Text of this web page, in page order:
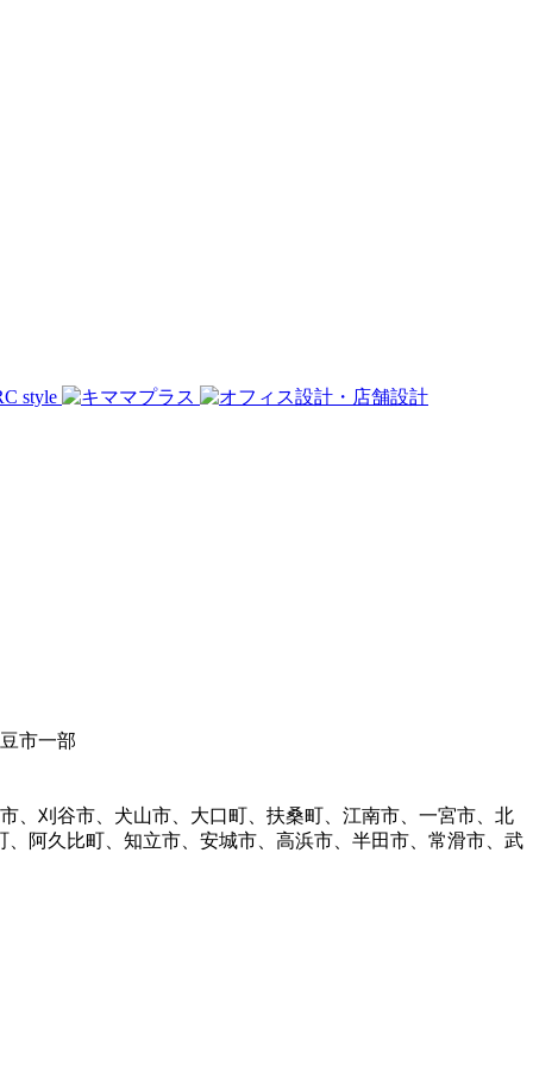
市一部
、刈谷市、犬山市、大口町、扶桑町、江南市、一宮市、北
阿久比町、知立市、安城市、高浜市、半田市、常滑市、武